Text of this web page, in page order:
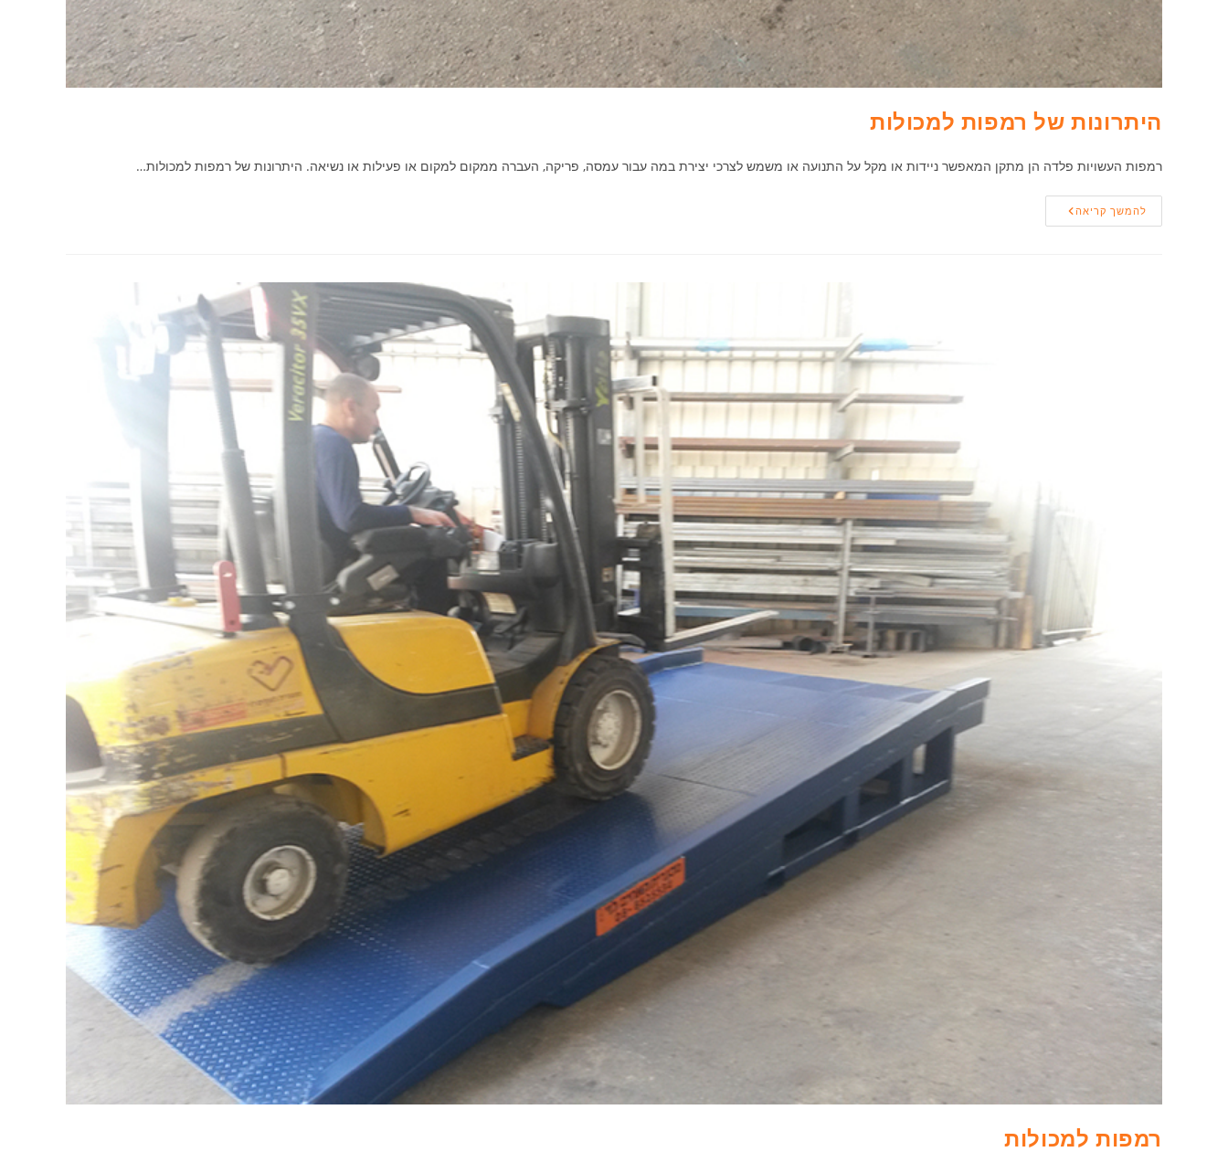
היתרונות של רמפות למכולות
רמפות העשויות פלדה הן מתקן המאפשר ניידות או מקל על התנועה או משמש לצרכי יצירת במה עבור עמסה, פריקה, העברה ממקום למקום או פעילות או נשיאה. היתרונות של רמפות למכולות…
להמשך קריאההיתרונות
של
רמפות למכולות